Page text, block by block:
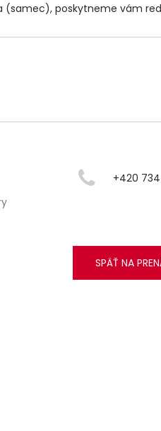
poskytneme vám
+420 734
SPÄŤ NA